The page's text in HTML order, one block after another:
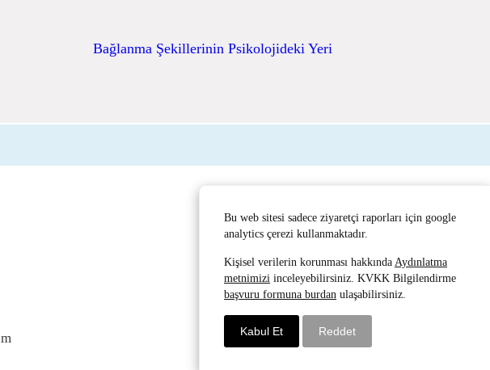
Bağlanma Şekillerinin Psikolojideki Yeri
Bu web sitesi sadece ziyaretçi raporları için google
analytics çerezi kullanmaktadır.
Kişisel verilerin korunması hakkında Aydınlatma
metnimizi inceleyebilirsiniz. KVKK Bilgilendirme
başvuru formuna burdan ulaşabilirsiniz.
Kabul Et Reddet